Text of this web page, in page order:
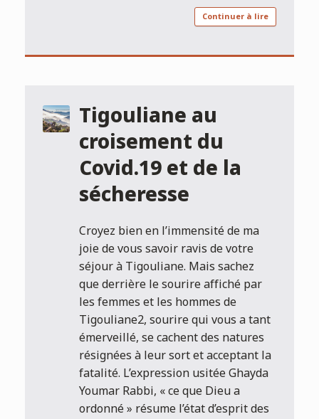
Continuer à lire
Tigouliane au
croisement du
Covid.19 et de la
sécheresse
Croyez bien en l’immensité de ma
joie de vous savoir ravis de votre
séjour à Tigouliane. Mais sachez
que derrière le sourire affiché par
les femmes et les hommes de
Tigouliane2, sourire qui vous a tant
émerveillé, se cachent des natures
résignées à leur sort et acceptant la
fatalité. L’expression usitée Ghayda
Youmar Rabbi, « ce que Dieu a
ordonné » résume l’état d’esprit des